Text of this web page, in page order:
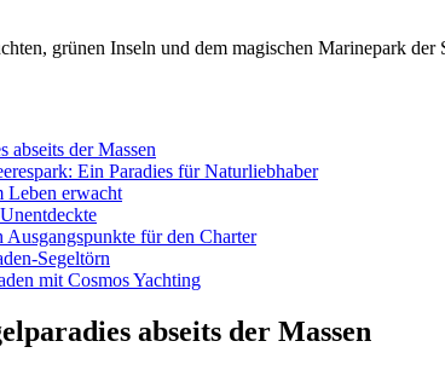
grünen Inseln und dem magischen Marinepark der
abseits der Massen
Ein Paradies für Naturliebhaber
Leben erwacht
für den Charter
Segeltörn
mit Cosmos Yachting
abseits der Massen